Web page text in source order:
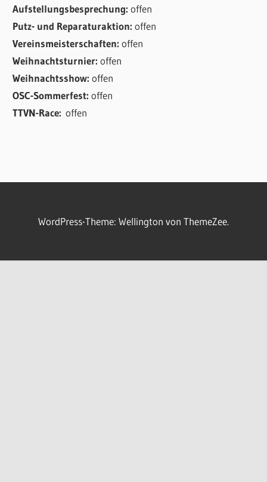
Aufstellungsbesprechung:offen
Putz- und Reparaturaktion:offen
Vereinsmeisterschaften:offen
Weihnachtsturnier:offen
Weihnachtsshow:offen
OSC-Sommerfest:offen
TTVN-Race:offen
WordPress-Theme: Wellington von ThemeZee.